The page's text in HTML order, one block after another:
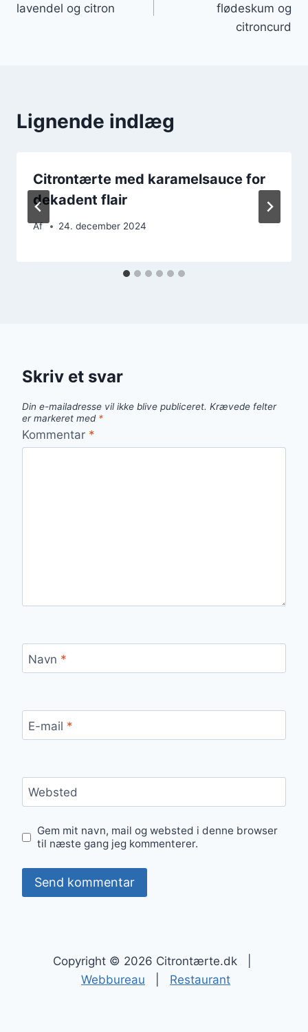
lavendel og citron
flødeskum og
citroncurd
Lignende indlæg
Citrontærte med karamelsauce for
dekadent flair
Af 24. december 2024
Skriv et svar
Din e-mailadresse vil ikke blive publiceret. Krævede felter
er markeret med *
Kommentar *
Navn *
E-mail *
Websted
Gem mit navn, mail og websted i denne browser
til næste gang jeg kommenterer.
Copyright © 2026 Citrontærte.dk |
Webbureau
Restaurant